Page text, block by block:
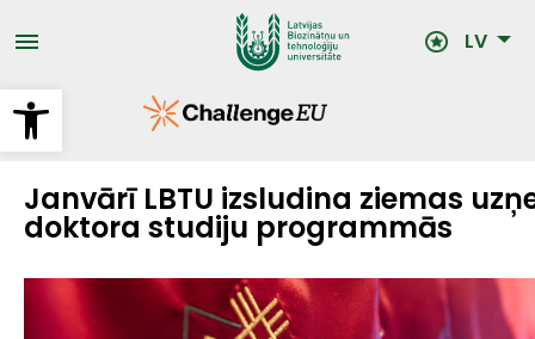
Open toolbar
uz
galveno LV
Janvārī LBTU izsludina ziemas
doktora studiju programmās